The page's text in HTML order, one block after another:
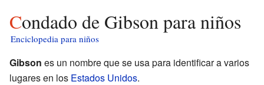
Condado de Gibson para niños
Enciclopedia para niños
Gibson es un nombre que se usa para identificar a varios
lugares en los Estados Unidos.